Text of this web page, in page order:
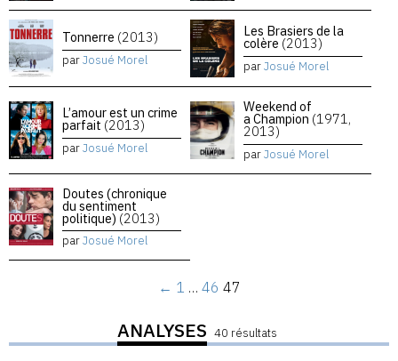
Tonnerre (2013)
parJosué Morel
Les Brasiers de la
colère (2013)
parJosué Morel
L’amour est un crime
parfait (2013)
parJosué Morel
Weekend of
a Champion (1971,
2013)
parJosué Morel
Doutes (chronique
du sentiment
politique) (2013)
parJosué Morel
← 1 … 46 47
ANALYSES 40 résultats